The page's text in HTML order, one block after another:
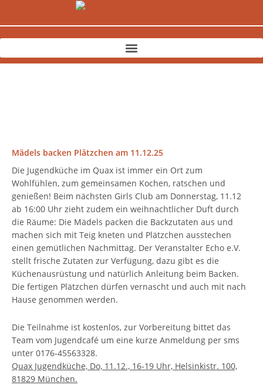
Mädels backen Plätzchen am 11.12.25
Die Jugendküche im Quax ist immer ein Ort zum
Wohlfühlen, zum gemeinsamen Kochen, ratschen und
genießen! Beim nächsten Girls Club am Donnerstag, 11.12
ab 16:00 Uhr zieht zudem ein weihnachtlicher Duft durch
die Räume: Die Mädels packen die Backzutaten aus und
machen sich mit Teig kneten und Plätzchen ausstechen
einen gemütlichen Nachmittag. Der Veranstalter Echo e.V.
stellt frische Zutaten zur Verfügung, dazu gibt es die
Küchenausrüstung und natürlich Anleitung beim Backen.
Die fertigen Plätzchen dürfen vernascht und auch mit nach
Hause genommen werden.
Die Teilnahme ist kostenlos, zur Vorbereitung bittet das
Team vom Jugendcafé um eine kurze Anmeldung per sms
unter 0176-45563328.
Quax Jugendküche, Do, 11.12., 16-19 Uhr, Helsinkistr. 100,
81829 München.